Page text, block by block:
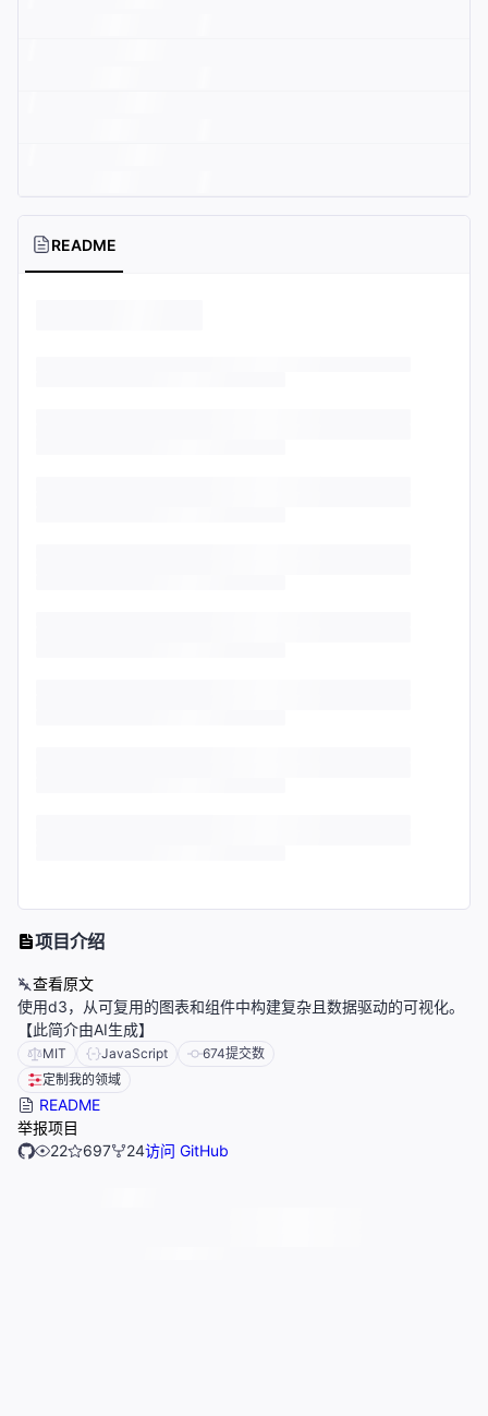
README
项目介绍
查看原文
使用d3，从可复用的图表和组件中构建复杂且数据驱动的可视化。
【此简介由AI生成】
MIT JavaScript 674提交数
定制我的领域
README
举报项目
22
697 24访问 GitHub